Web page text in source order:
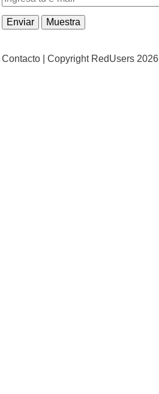
Contacto | Copyright RedUsers 2026